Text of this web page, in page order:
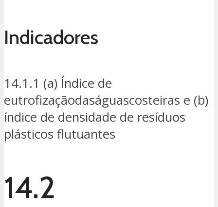
Indicadores
14.1.1 (a) Índice de
eutrofizaçãodaságuascosteiras e (b)
índice de densidade de resíduos
plásticos flutuantes
14.2